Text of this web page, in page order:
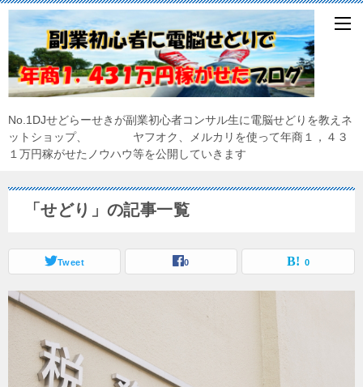
No.1DJせどらーせきが副業初心者コンサル生に電脳せどりを教えネ
ットショップ、 ヤフオク、メルカリを使って年商１，４３
１万円稼がせたノウハウ等を公開していきます
「せどり」の記事一覧
Tweet 0 0